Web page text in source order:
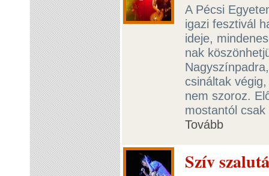
A Pécsi
igazi fesztivál
ideje,
nak
csináltak
nem szoroz.
mostantól
Tovább
Szív